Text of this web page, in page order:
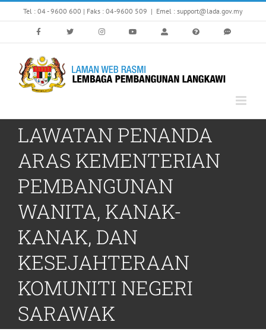
to
Tel : 04 - 9600 600 | Faks : 04-9600 509 | Emel : support@lada.gov.my
LAWATAN PENANDA
ARAS KEMENTERIAN
PEMBANGUNAN
WANITA, KANAK-
KANAK, DAN
KESEJAHTERAAN
KOMUNITI NEGERI
SARAWAK